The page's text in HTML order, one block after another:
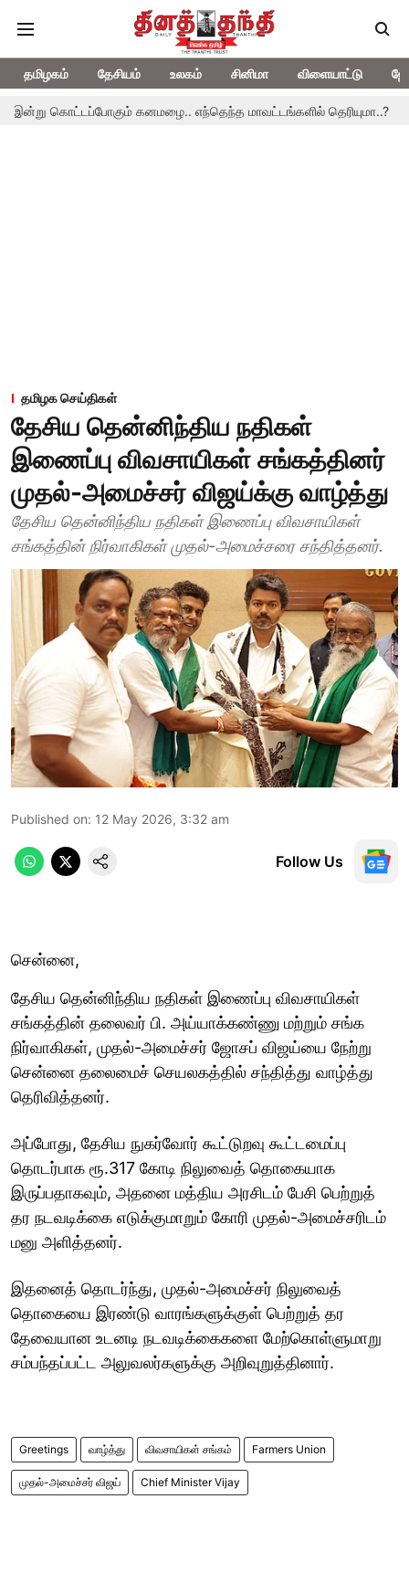
தமிழகம் தேசியம் உலகம் சினிமா விளையாட்டு
கனமழை.. எந்தெந்த மாவட்டங்களில் தெரியுமா..?
தமிழக செய்திகள்
தேசிய தென்னிந்திய நதிகள்
இணைப்பு விவசாயிகள் சங்கத்தினர்
முதல்-அமைச்சர் விஜய்க்கு வாழ்த்து
தேசிய தென்னிந்திய நதிகள் இணைப்பு விவசாயிகள்
சங்கத்தின் நிர்வாகிகள் முதல்-அமைச்சரை சந்தித்தனர்.
Published on: 12 May 2026, 3:32 am
Follow Us
சென்னை,
தேசிய தென்னிந்திய நதிகள் இணைப்பு விவசாயிகள்
சங்கத்தின் தலைவர் பி. அய்யாக்கண்ணு மற்றும் சங்க
நிர்வாகிகள், முதல்-அமைச்சர் ஜோசப் விஜய்யை நேற்று
சென்னை தலைமைச் செயலகத்தில் சந்தித்து வாழ்த்து
தெரிவித்தனர்.
அப்போது, தேசிய நுகர்வோர் கூட்டுறவு கூட்டமைப்பு
தொடர்பாக ரூ.317 கோடி நிலுவைத் தொகையாக
இருப்பதாகவும், அதனை மத்திய அரசிடம் பேசி பெற்றுத்
தர நடவடிக்கை எடுக்குமாறும் கோரி முதல்-அமைச்சரிடம்
மனு அளித்தனர்.
இதனைத் தொடர்ந்து, முதல்-அமைச்சர் நிலுவைத்
தொகையை இரண்டு வாரங்களுக்குள் பெற்றுத் தர
தேவையான உடனடி நடவடிக்கைகளை மேற்கொள்ளுமாறு
சம்பந்தப்பட்ட அலுவலர்களுக்கு அறிவுறுத்தினார்.
Greetings வாழ்த்து விவசாயிகள் சங்கம் Farmers Union
முதல்-அமைச்சர் விஜய் Chief Minister Vijay